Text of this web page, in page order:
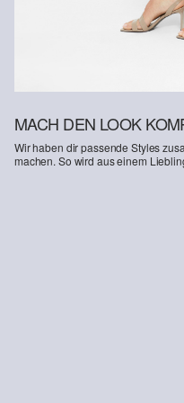
MACH DEN LOOK
Wir haben dir passende Styles
machen. So wird aus einem